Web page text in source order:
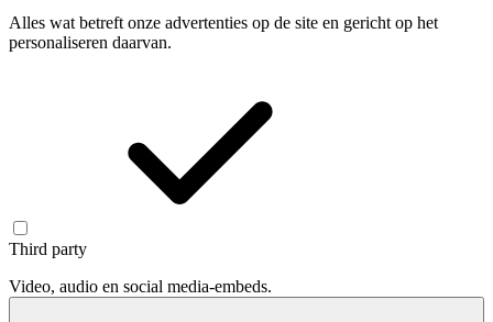
Alles wat betreft onze advertenties op de site en gericht op het
personaliseren daarvan.
Third party
Video, audio en social media-embeds.